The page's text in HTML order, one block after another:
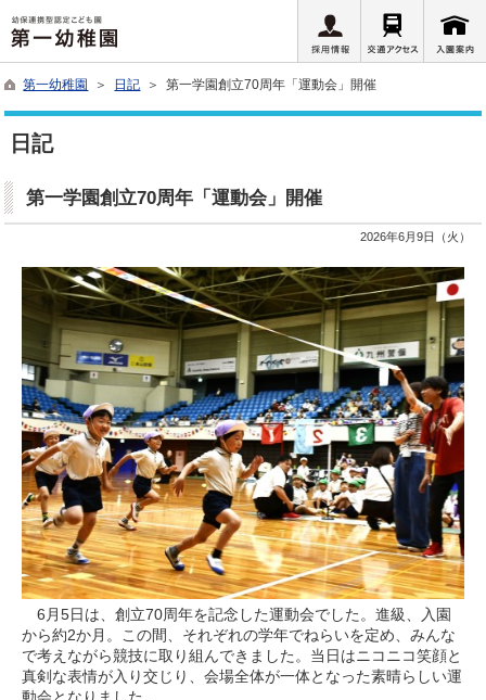
第一幼稚園 ＞ 日記 ＞ 第一学園創立70周年「運動会」開催
日記
第一学園創立70周年「運動会」開催
2026年6月9日（火）
6月5日は、創立70周年を記念した運動会でした。進級、入園
から約2か月。この間、それぞれの学年でねらいを定め、みんな
で考えながら競技に取り組んできました。当日はニコニコ笑顔と
真剣な表情が入り交じり、会場全体が一体となった素晴らしい運
動会となりました。